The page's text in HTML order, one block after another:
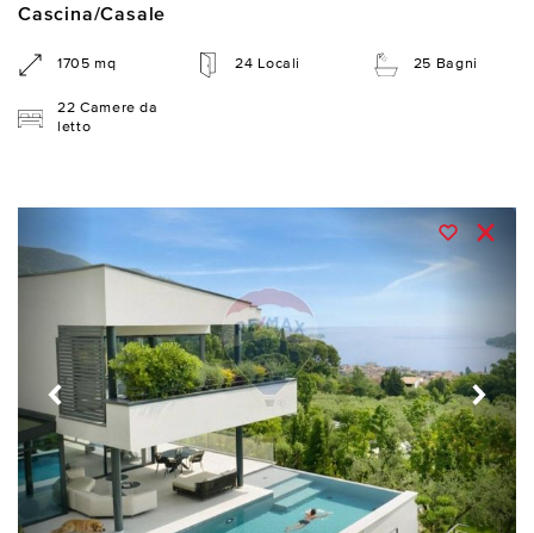
Cascina/Casale
1705 mq 24 Locali 25 Bagni
22 Camere da
letto